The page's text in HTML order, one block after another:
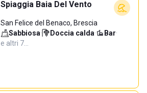
Spiaggia Baia Del Vento
San Felice del Benaco, Brescia
Sabbiosa· Doccia calda· Bar·
e altri 7…